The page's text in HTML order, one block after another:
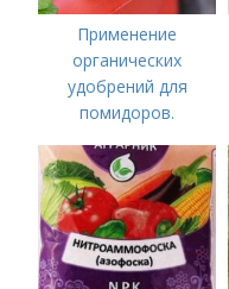
Применение
органических
удобрений для
помидоров.
удобрения для
томатов